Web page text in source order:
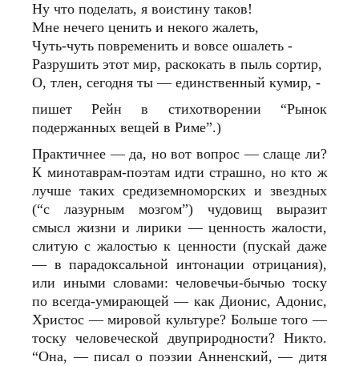
Ну что поделать, я воистину таков!
Мне нечего ценить и некого жалеть,
Чуть-чуть повременить и вовсе ошалеть -
Разрушить этот мир, раскокать в пыль сортир,
О, тлен, сегодня ты — единственный кумир, -
пишет Рейн в стихотворении “Рынок
подержанных вещей в Риме”.)
Практичнее — да, но вот вопрос — слаще ли?
К минотаврам-поэтам идти страшно, но кто ж
лучше таких средиземноморских и звездных
(“с лазурным мозгом”) чудовищ выразит
смысл жизни и лирики — ценность жалости,
слитую с жалостью к ценности (пускай даже
— в парадоксальной интонации отрицания),
или иными словами: человечьи-бычью тоску
по всегда-умирающей — как Дионис, Адонис,
Христос — мировой культуре? Больше того —
тоску человеческой двуприродности? Никто.
“Она, — писал о поэзии Анненский, — дитя